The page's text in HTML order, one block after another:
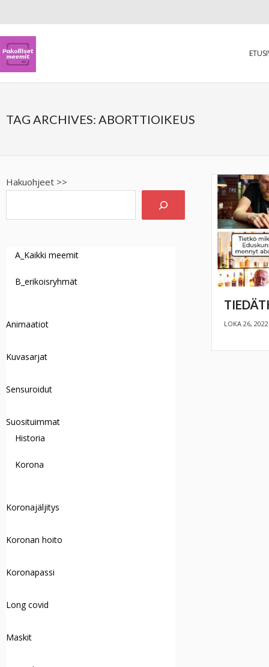
TAG ARCHIVES: ABORTTIOIKEUS
LOKA 26, 2022
Hakuohjeet >>
A_Kaikki meemit
B_erikoisryhmät
Animaatiot
Kuvasarjat
Sensuroidut
Suosituimmat
Historia
Korona
Koronajäljitys
Koronan hoito
Koronapassi
Long covid
Maskit